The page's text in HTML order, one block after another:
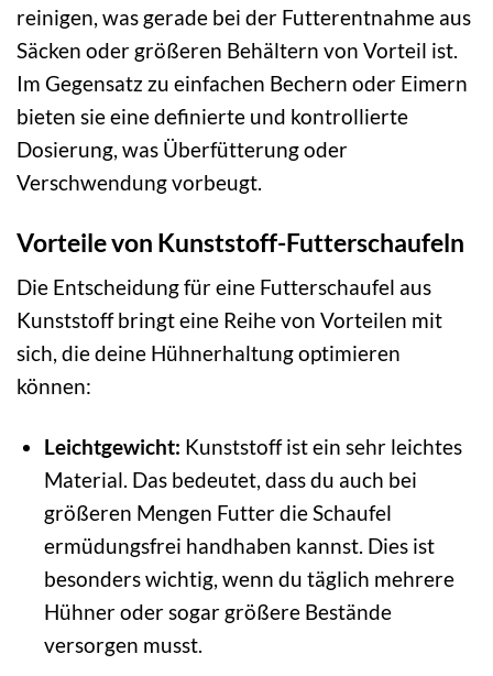
reinigen, was gerade bei der Futterentnahme aus
Säcken oder größeren Behältern von Vorteil ist.
Im Gegensatz zu einfachen Bechern oder Eimern
bieten sie eine definierte und kontrollierte
Dosierung, was Überfütterung oder
Verschwendung vorbeugt.
Vorteile von Kunststoff-Futterschaufeln
Die Entscheidung für eine Futterschaufel aus
Kunststoff bringt eine Reihe von Vorteilen mit
sich, die deine Hühnerhaltung optimieren
können:
Leichtgewicht: Kunststoff ist ein sehr leichtes
Material. Das bedeutet, dass du auch bei
größeren Mengen Futter die Schaufel
ermüdungsfrei handhaben kannst. Dies ist
besonders wichtig, wenn du täglich mehrere
Hühner oder sogar größere Bestände
versorgen musst.